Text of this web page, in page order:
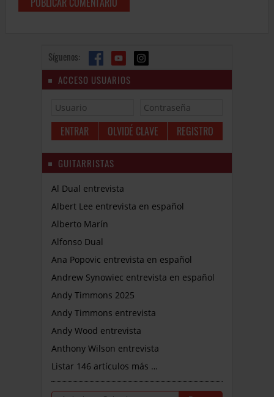
Síguenos:
ACCESO USUARIOS
OLVIDÉ CLAVE REGISTRO
GUITARRISTAS
Al Dual entrevista
Albert Lee entrevista en español
Alberto Marín
Alfonso Dual
Ana Popovic entrevista en español
Andrew Synowiec entrevista en español
Andy Timmons 2025
Andy Timmons entrevista
Andy Wood entrevista
Anthony Wilson entrevista
Listar 146 artículos más …